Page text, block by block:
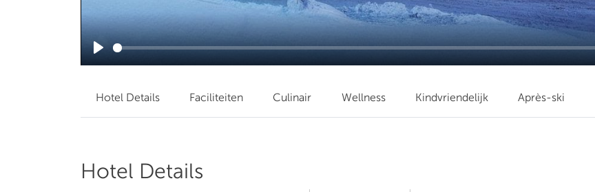
Play
Hotel Details
Faciliteiten Culinair Wellness Kindvriendelijk Après-ski
Hotel Details